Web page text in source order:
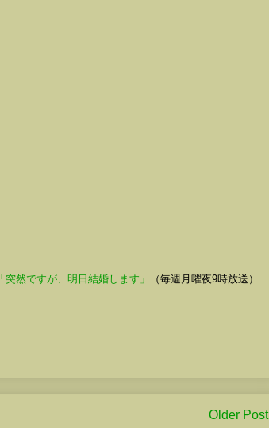
「突然ですが、明日結婚します」
（毎週月曜夜9時放送）
Older Post